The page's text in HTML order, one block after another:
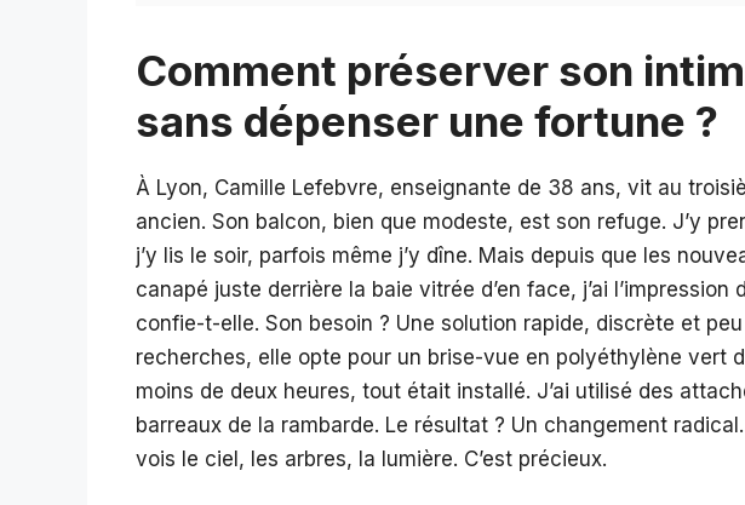
Comment préserver son
sans dépenser une fortune ?
À Lyon, Camille Lefebvre, enseignante de 38 ans, vit au
ancien. Son balcon, bien que modeste, est son refuge. J’y
j’y lis le soir, parfois même j’y dîne. Mais depuis que les
canapé juste derrière la baie vitrée d’en face, j’ai l’impression
confie-t-elle. Son besoin ? Une solution rapide, discrète et
recherches, elle opte pour un brise-vue en polyéthylène vert
moins de deux heures, tout était installé. J’ai utilisé des
barreaux de la rambarde. Le résultat ? Un changement
vois le ciel, les arbres, la lumière. C’est précieux.